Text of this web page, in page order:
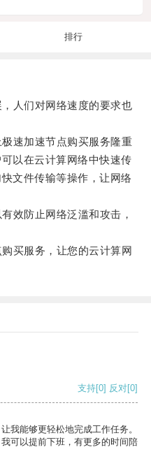
排行
人们对网络速度的要求也
速加速节点购买服务隆重
以在云计算网络中快速传
文件传输等操作，让网络
防止网络泛滥和攻击，
买服务，让您的云计算网
支持[0] 反对[0]
我能够更轻松地完成工作任务。
可以提前下班，有更多的时间陪